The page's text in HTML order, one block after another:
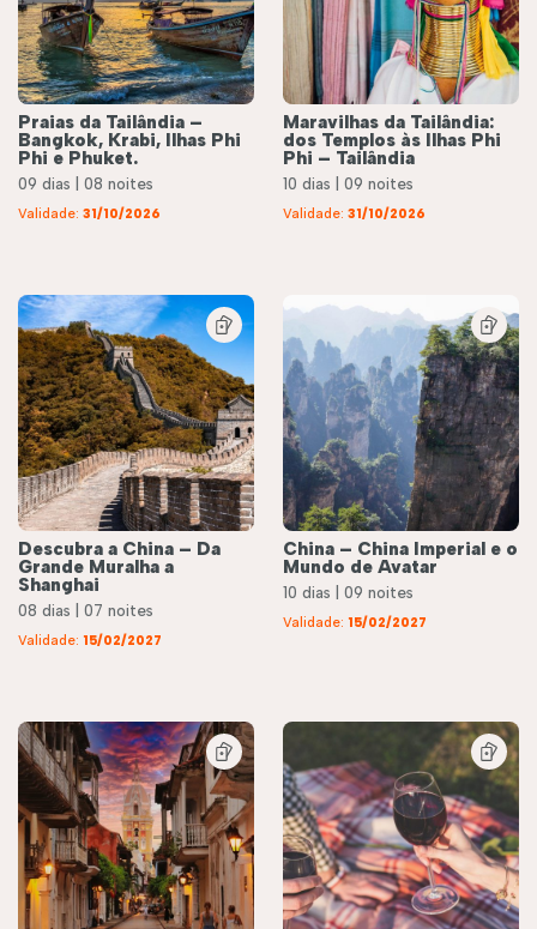
Praias da Tailândia –
Bangkok, Krabi, Ilhas Phi
Phi e Phuket.
09 dias | 08 noites
Validade: 31/10/2026
Maravilhas da Tailândia:
dos Templos às Ilhas Phi
Phi – Tailândia
10 dias | 09 noites
Validade: 31/10/2026
Descubra a China – Da
Grande Muralha a
Shanghai
08 dias | 07 noites
Validade: 15/02/2027
China – China Imperial e o
Mundo de Avatar
10 dias | 09 noites
Validade: 15/02/2027